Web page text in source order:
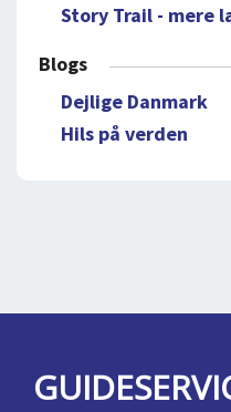
Story Trail - mere
Blogs
Dejlige Danmark
Hils på verden